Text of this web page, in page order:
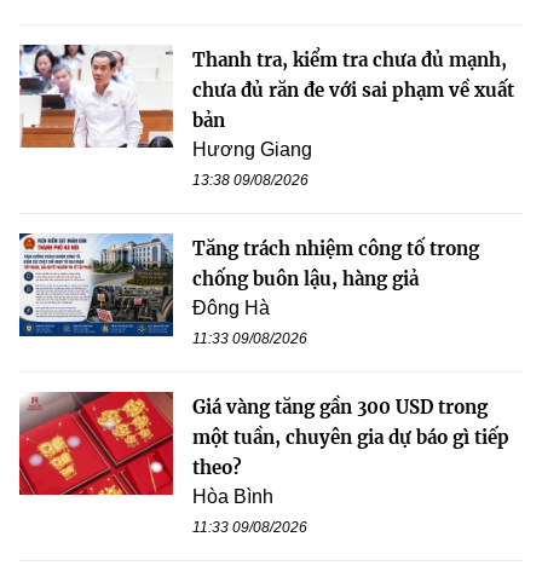
Thanh tra, kiểm tra chưa đủ mạnh,
chưa đủ răn đe với sai phạm về xuất
bản
Hương Giang
13:38 09/08/2026
Tăng trách nhiệm công tố trong
chống buôn lậu, hàng giả
Đông Hà
11:33 09/08/2026
Giá vàng tăng gần 300 USD trong
một tuần, chuyên gia dự báo gì tiếp
theo?
Hòa Bình
11:33 09/08/2026